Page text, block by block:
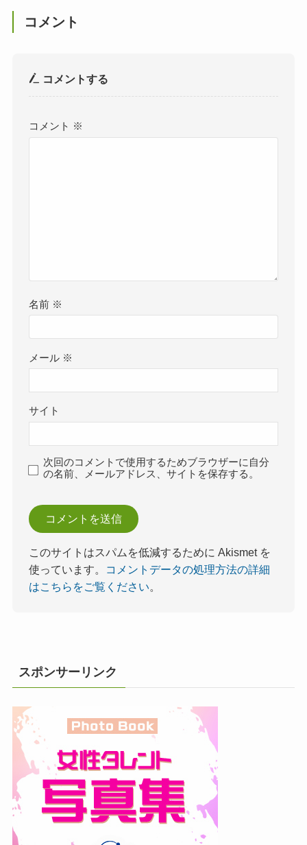
コメント
コメントする
コメント ※
名前 ※
メール ※
サイト
次回のコメントで使用するためブラウザーに自分
の名前、メールアドレス、サイトを保存する。
このサイトはスパムを低減するために Akismet を
使っています。
コメントデータの処理方法の詳細
はこちらをご覧ください。
スポンサーリンク